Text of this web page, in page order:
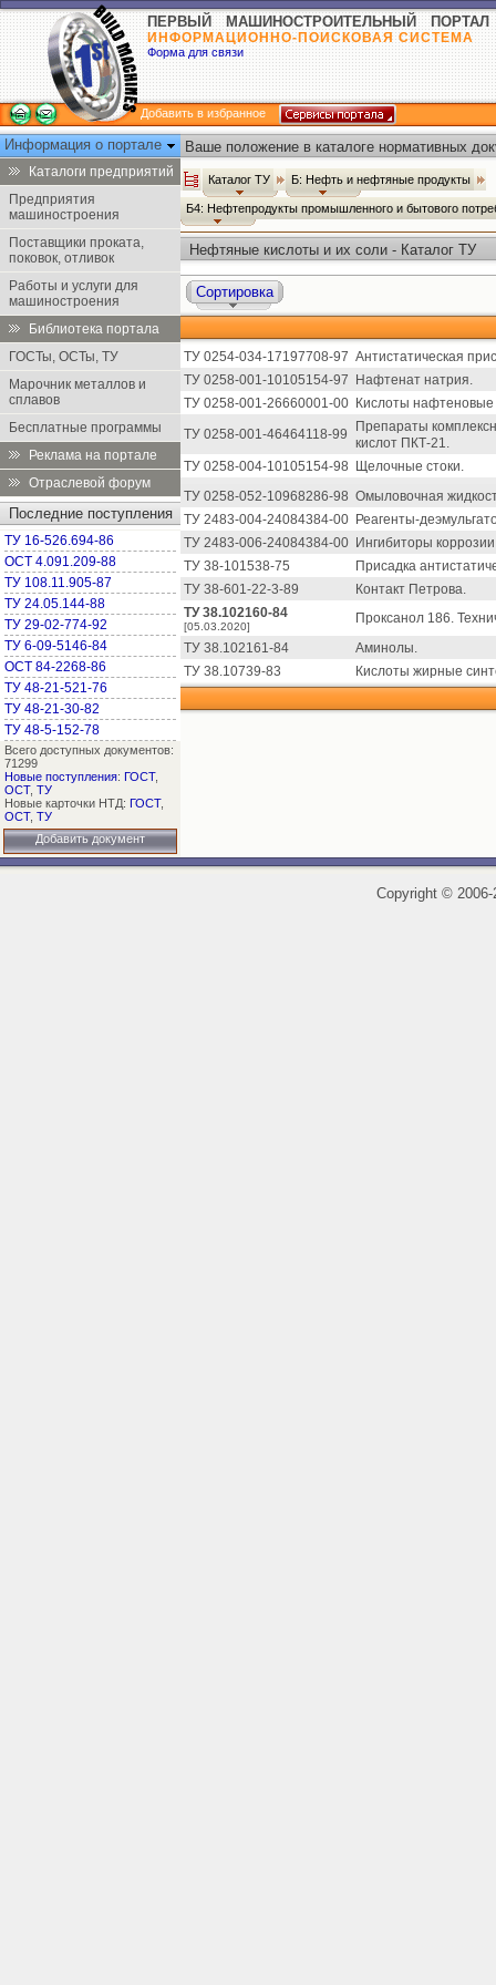
ПЕРВЫЙ МАШИНОСТРОИТЕЛЬНЫЙ ПОРТАЛ
ИНФОРМАЦИОННО-ПОИСКОВАЯ СИСТЕМА
Форма для связи
Добавить в избранное
Информация о портале
Каталоги предприятий
Предприятия
машиностроения
Поставщики проката,
поковок, отливок
Работы и услуги для
машиностроения
Библиотека портала
ГОСТы, ОСТы, ТУ
Марочник металлов и
сплавов
Бесплатные программы
Реклама на портале
Отраслевой форум
Последние поступления
ТУ 16-526.694-86
ОСТ 4.091.209-88
ТУ 108.11.905-87
ТУ 24.05.144-88
ТУ 29-02-774-92
ТУ 6-09-5146-84
ОСТ 84-2268-86
ТУ 48-21-521-76
ТУ 48-21-30-82
ТУ 48-5-152-78
Всего доступных документов:
71299
Новые поступления: ГОСТ,
ОСТ, ТУ
Новые карточки НТД: ГОСТ,
ОСТ, ТУ
Добавить документ
Ваше положение в каталоге нормативных
Каталог ТУ Б: Нефть и нефтяные продукты
Б4: Нефтепродукты промышленного и бытового
Нефтяные кислоты и их соли - Каталог ТУ
Сортировка
ТУ 0254-034-17197708-97 Антистатическая
ТУ 0258-001-10105154-97
Нафтенат натрия.
ТУ 0258-001-26660001-00 Кислоты нафтеновые
ТУ 0258-001-46464118-99
Препараты
кислот ПКТ-21.
ТУ 0258-004-10105154-98
Щелочные стоки.
ТУ 0258-052-10968286-98 Омыловочная
ТУ 2483-004-24084384-00 Реагенты-
ТУ 2483-006-24084384-00 Ингибиторы
ТУ 38-101538-75
Присадка
ТУ 38-601-22-3-89
Контакт Петрова.
ТУ 38.102160-84
[05.03.2020]
Проксанол 186.
ТУ 38.102161-84
Аминолы.
ТУ 38.10739-83
Кислоты жирные
Copyright ©